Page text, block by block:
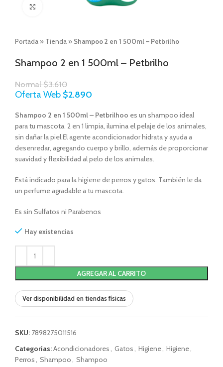
Portada » Tienda » Shampoo 2 en 1 500ml – Petbrilho
Shampoo 2 en 1 500ml – Petbrilho
Normal$3.610
Oferta Web $2.890
Shampoo 2 en 1 500ml – Petbrilhoo es un shampoo ideal
para tu mascota. 2 en 1 limpia, ilumina el pelaje de los animales,
sin dañar la piel.El agente acondicionador hidrata y ayuda a
desenredar, agregando cuerpo y brillo, además de proporcionar
suavidad y flexibilidad al pelo de los animales.
Está indicado para la higiene de perros y gatos. También le da
un perfume agradable a tu mascota.
Es sin Sulfatos ni Parabenos
Hay existencias
AGREGAR AL CARRITO
Ver disponibilidad en tiendas físicas
SKU: 7898275011516
Categorías:Acondicionadores, Gatos, Higiene, Higiene,
Perros, Shampoo, Shampoo